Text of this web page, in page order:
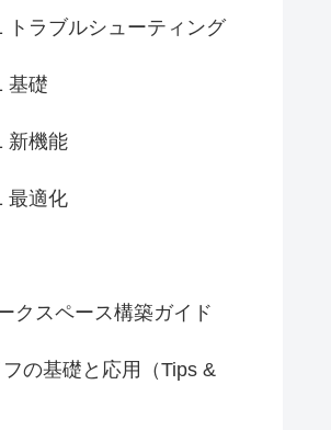
トラブルシューティング
基礎
新機能
最適化
クスペース構築ガイド
の基礎と応用（Tips &